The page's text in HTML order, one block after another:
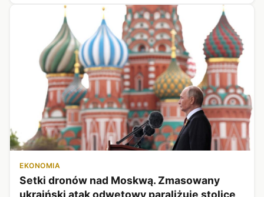
EKONOMIA
Setki dronów nad Moskwą. Zmasowany
ukraiński atak odwetowy paraliżuje stolicę